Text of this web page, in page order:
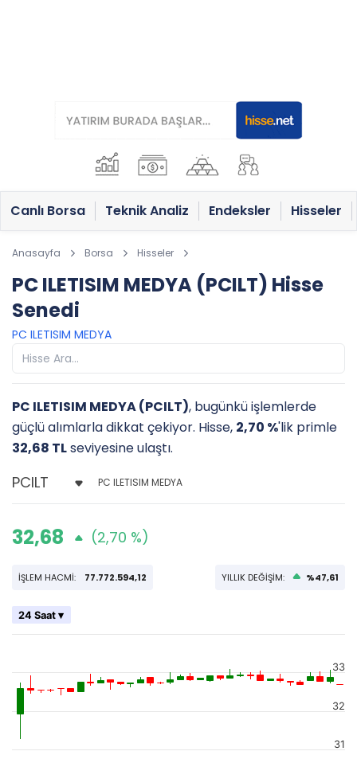
Canlı Borsa Teknik Analiz Endeksler Hisseler
Anasayfa Borsa Hisseler
PC ILETISIM MEDYA (PCILT) Hisse
Senedi
PC ILETISIM MEDYA
PC ILETISIM MEDYA (PCILT), bugünkü işlemlerde
güçlü alımlarla dikkat çekiyor. Hisse, 2,70 %'lik primle
32,68 TLseviyesine ulaştı.
PC ILETISIM MEDYA
32,68 (2,70 %)
İŞLEM HACMİ: 77.772.594,12 YILLIK DEĞİŞİM: %47,61
24 Saat ▾
31
32
33